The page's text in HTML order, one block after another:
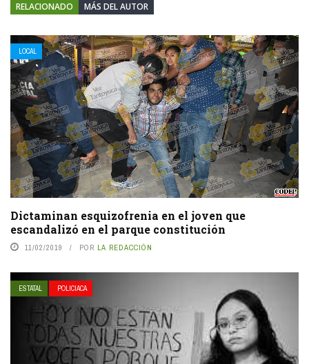
RELACIONADO MÁS DEL AUTOR
LOCAL
Dictaminan esquizofrenia en el joven que
escandalizó en el parque constitución
11/02/2019 POR LA REDACCIÓN
ESTATAL POLICIACA